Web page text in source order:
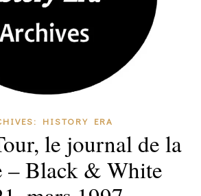
HISTORY ERA
le journal de la
– Black & White